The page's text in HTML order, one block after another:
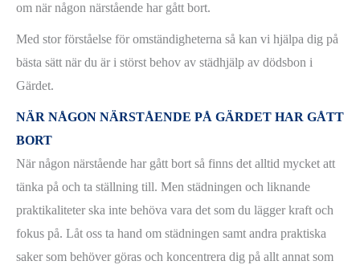
om när någon närstående har gått bort.
Med stor förståelse för omständigheterna så kan vi hjälpa dig på
bästa sätt när du är i störst behov av städhjälp av dödsbon i
Gärdet.
NÄR NÅGON NÄRSTÅENDE PÅ GÄRDET HAR GÅTT
BORT
När någon närstående har gått bort så finns det alltid mycket att
tänka på och ta ställning till. Men städningen och liknande
praktikaliteter ska inte behöva vara det som du lägger kraft och
fokus på. Låt oss ta hand om städningen samt andra praktiska
saker som behöver göras och koncentrera dig på allt annat som